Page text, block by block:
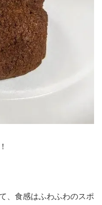
、食感はふわふわのスポ